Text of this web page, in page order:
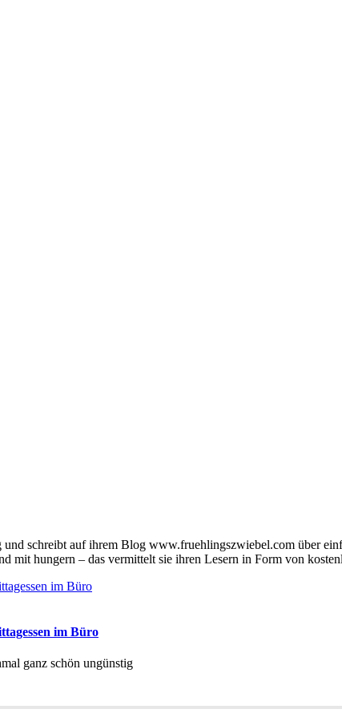
schreibt auf ihrem Blog www.fruehlingszwiebel.com über
mit hungern – das vermittelt sie ihren Lesern in Form von
im Büro
ganz schön ungünstig